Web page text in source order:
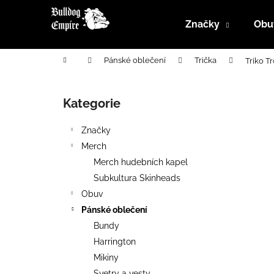
Značky
Domů Pánské oblečení Trička Triko
Přeskočit
kategorie
Kategorie
Značky
Merch
Merch hudebních kapel
Subkultura Skinheads
Obuv
Pánské oblečení
Bundy
Harrington
Mikiny
í
Zpět
do
Zpět
do